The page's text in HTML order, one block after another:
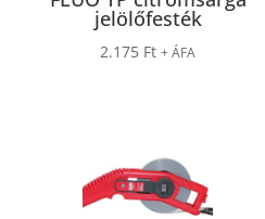
jelölőfesték
2.175 Ft + ÁFA